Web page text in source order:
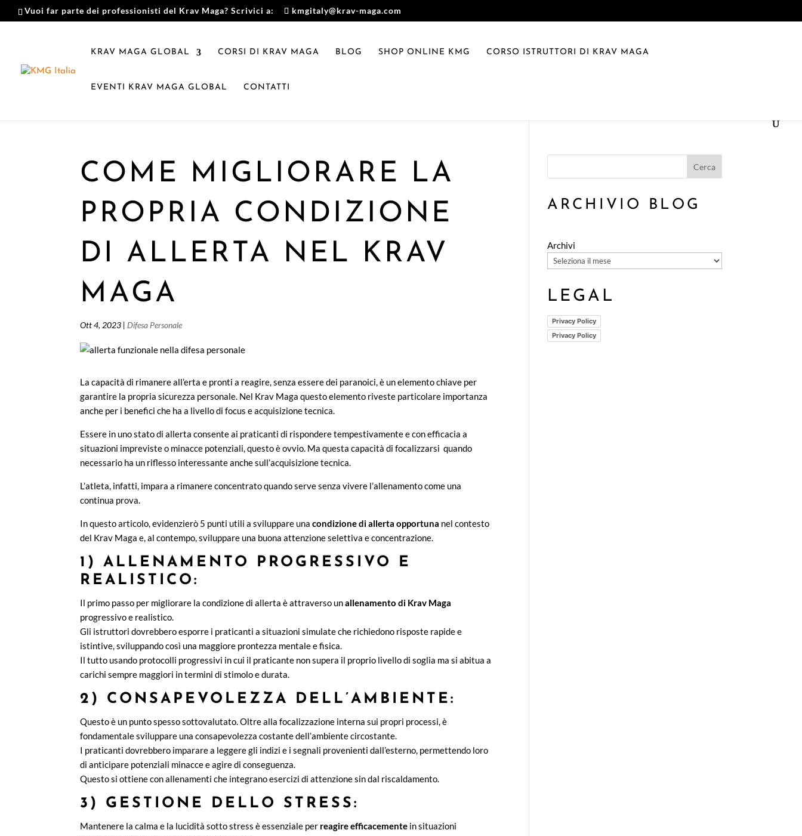
Vuoi far parte dei professionisti del Krav Maga? Scrivici a: kmgitaly@krav-maga.com
KRAV MAGA GLOBAL CORSI DI KRAV MAGA BLOG SHOP ONLINE KMG CORSO ISTRUTTORI DI KRAV MAGA
EVENTI KRAV MAGA GLOBAL CONTATTI
COME MIGLIORARE LA
PROPRIA CONDIZIONE
DI ALLERTA NEL KRAV
MAGA
Ott 4, 2023 | Difesa Personale
La capacità di rimanere all’erta e pronti a reagire, senza essere dei paranoici, è un elemento chiave per
garantire la propria sicurezza personale. Nel Krav Maga questo elemento riveste particolare importanza
anche per i benefici che ha a livello di focus e acquisizione tecnica.
Essere in uno stato di allerta consente ai praticanti di rispondere tempestivamente e con efficacia a
situazioni impreviste o minacce potenziali, questo è ovvio. Ma questa capacità di focalizzarsi quando
necessario ha un riflesso interessante anche sull’acquisizione tecnica.
L’atleta, infatti, impara a rimanere concentrato quando serve senza vivere l’allenamento come una
continua prova.
In questo articolo, evidenzierò 5 punti utili a sviluppare unacondizione di allerta opportuna nel contesto
del Krav Maga e, al contempo, sviluppare una buona attenzione selettiva e concentrazione.
1) ALLENAMENTO PROGRESSIVO E
REALISTICO:
Il primo passo per migliorare la condizione di allerta è attraverso unallenamento di Krav Maga
progressivo e realistico.
Gli istruttori dovrebbero esporre i praticanti a situazioni simulate che richiedono risposte rapide e
istintive, sviluppando così una maggiore prontezza mentale e fisica.
Il tutto usando protocolli progressivi in cui il praticante non supera il proprio livello di soglia ma si abitua a
carichi sempre maggiori in termini di stimolo e durata.
2) CONSAPEVOLEZZA DELL’AMBIENTE:
Questo è un punto spesso sottovalutato. Oltre alla focalizzazione interna sui propri processi, è
fondamentale sviluppare una consapevolezza costante dell’ambiente circostante.
I praticanti dovrebbero imparare a leggere gli indizi e i segnali provenienti dall’esterno, permettendo loro
di anticipare potenziali minacce e agire di conseguenza.
Questo si ottiene con allenamenti che integrano esercizi di attenzione sin dal riscaldamento.
3) GESTIONE DELLO STRESS:
Mantenere la calma e la lucidità sotto stress è essenziale per reagire efficacemente in situazioni
Cerca
ARCHIVIO BLOG
Archivi
LEGAL
Privacy Policy
Privacy Policy